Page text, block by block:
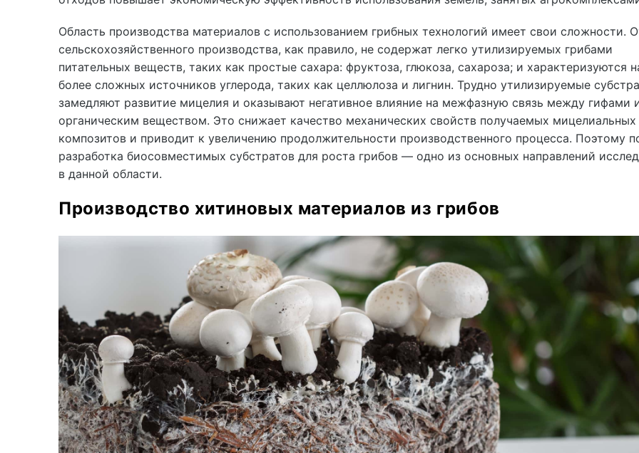
Область производства материалов с использованием грибных технологий имеет свои сложности.
сельскохозяйственного производства, как правило, не содержат легко утилизируемых грибами
питательных веществ, таких как простые сахара: фруктоза, глюкоза, сахароза; и характеризуются
более сложных источников углерода, таких как целлюлоза и лигнин. Трудно утилизируемые
замедляют развитие мицелия и оказывают негативное влияние на межфазную связь между гифами
органическим веществом. Это снижает качество механических свойств получаемых мицелиальных
композитов и приводит к увеличению продолжительности производственного процесса. Поэтому
разработка биосовместимых субстратов для роста грибов — одно из основных направлений
в данной области.
Производство хитиновых материалов из грибов